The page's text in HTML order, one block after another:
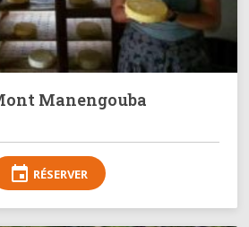
Manengouba
event RÉSERVER